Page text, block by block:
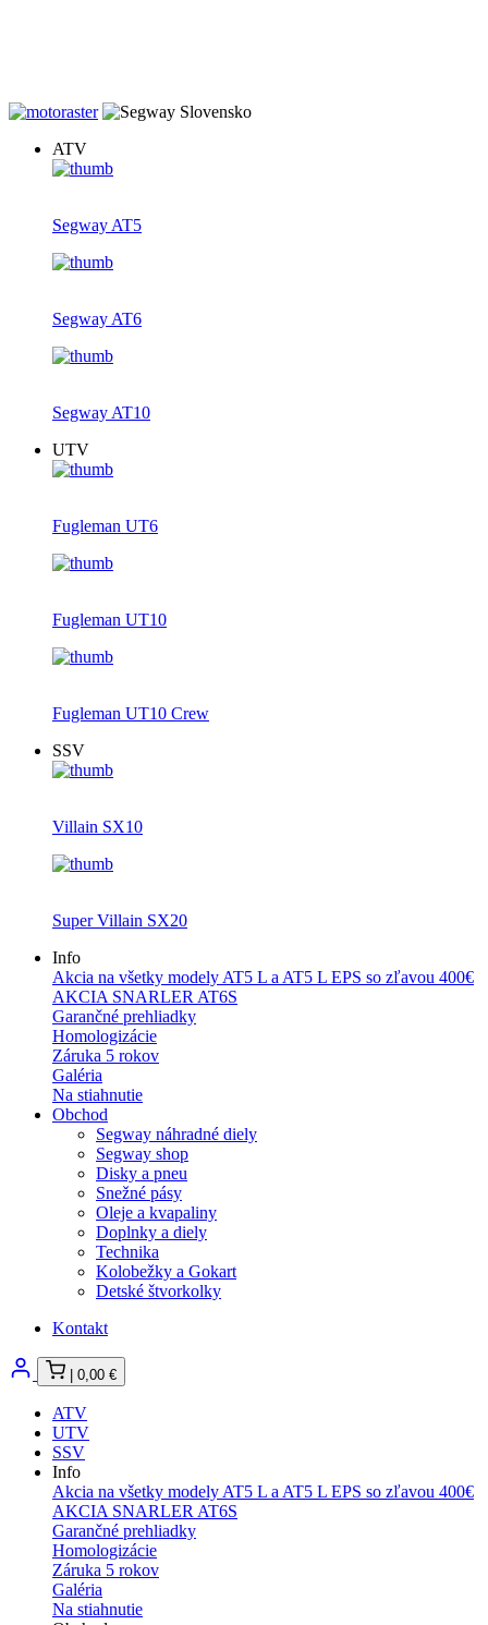
ATV
Segway AT5
Segway AT6
Segway AT10
UTV
Fugleman UT6
Fugleman UT10
Fugleman UT10 Crew
SSV
Villain SX10
Super Villain SX20
Info
Akcia na všetky modely AT5 L a AT5 L EPS so zľavou 400€
AKCIA SNARLER AT6S
Garančné prehliadky
Homologizácie
Záruka 5 rokov
Galéria
Na stiahnutie
Obchod
Segway náhradné diely
Segway shop
Disky a pneu
Snežné pásy
Oleje a kvapaliny
Doplnky a diely
Technika
Kolobežky a Gokart
Detské štvorkolky
Kontakt
0,00 €
ATV
UTV
SSV
Info
Akcia na všetky modely AT5 L a AT5 L EPS so zľavou 400€
AKCIA SNARLER AT6S
Garančné prehliadky
Homologizácie
Záruka 5 rokov
Galéria
Na stiahnutie